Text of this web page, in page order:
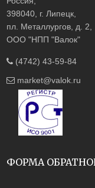
398040, г. Липецк,
пл. Металлургов, д. 2,
ООО "НПП "Валок"
(4742) 43-59-84
market@valok.ru
ФОРМА